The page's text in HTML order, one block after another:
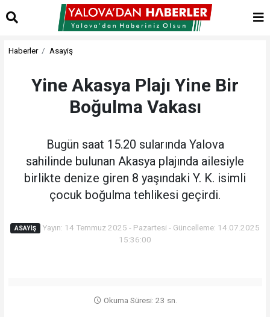
Haberler Asayiş
Yine Akasya Plajı Yine Bir
Boğulma Vakası
Bugün saat 15.20 sularında Yalova
sahilinde bulunan Akasya plajında ailesiyle
birlikte denize giren 8 yaşındaki Y. K. isimli
çocuk boğulma tehlikesi geçirdi.
ASAYIŞ Yayın: 14 Temmuz 2025 - Pazartesi - Güncelleme: 14.07.2025
15:36:00
Okuma Süresi: 23 sn.